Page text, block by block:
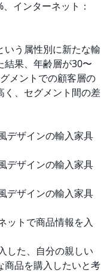
ンターネット：
う属性別に新たな輸
結果、年齢層が30〜
メントでの顧客層の
く、セグメント間の差
ザインの輸入家具
ザインの輸入家具
ザインの輸入家具
トで商品情報を入
た、自分の親しい
商品を購入したいと考